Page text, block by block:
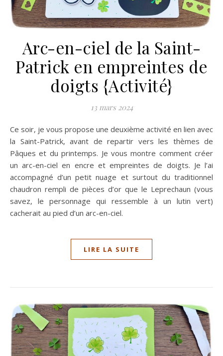
Arc-en-ciel de la Saint-
Patrick en empreintes de
doigts {Activité}
13 mars 2024
Ce soir, je vous propose une deuxième activité en lien avec
la Saint-Patrick, avant de repartir vers les thèmes de
Pâques et du printemps. Je vous montre comment créer
un arc-en-ciel en encre et empreintes de doigts. Je l’ai
accompagné d’un petit nuage et surtout du traditionnel
chaudron rempli de pièces d’or que le Leprechaun (vous
savez, le personnage qui ressemble à un lutin vert)
cacherait au pied d’un arc-en-ciel.
LIRE LA SUITE